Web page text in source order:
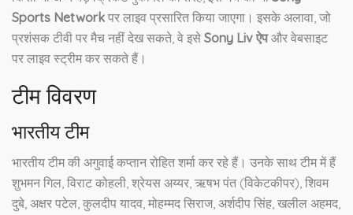
Sports Network पर लाइव प्रसारित किया जाएगा। इसके अलावा, जो
प्रशंसक टीवी पर मैच नहीं देख सकते, वे इसे Sony Liv ऐपऔर वेबसाइट
पर लाइव स्ट्रीम कर सकते हैं।
टीम विवरण
भारतीय टीम
भारतीय टीम की अगुवाई कप्तान रोहित शर्मा कर रहे हैं। उनके साथ टीम में हैं
शुभमन गिल, विराट कोहली, श्रेयस अय्यर, ऋषभ पंत (विकेटकीपर), शिवम
दुबे, अक्षर पटेल, कुलदीप यादव, मोहम्मद सिराज, अर्शदीप सिंह, खलील अहमद,